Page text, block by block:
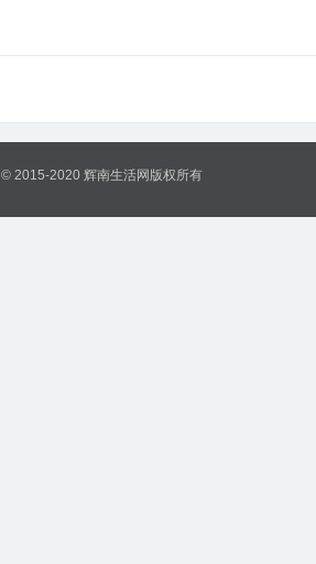
© 2015-2020 辉南生活网版权所有